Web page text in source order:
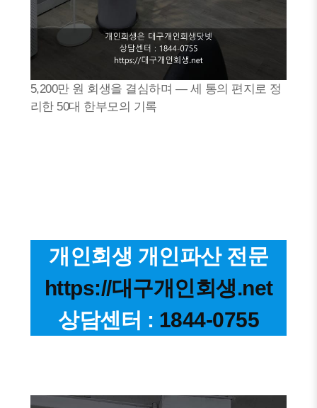
5,200만 원 회생을 결심하며 — 세 통의 편지로 정
리한 50대 한부모의 기록
개인회생 개인파산 전문
https://대구개인회생.net
상담센터 : 1844-0755